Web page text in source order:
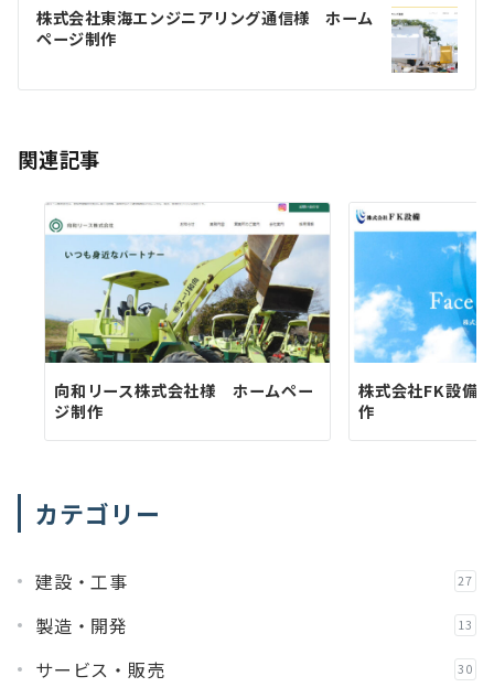
ゲ
シ
ン
株式会社東海エンジニアリング通信様 ホーム
ページ制作
関連記事
向和リース株式会社様 ホームペー
ジ制作
株式会社FK設備
作
カテゴリー
建設・工事 27
製造・開発 13
サービス・販売 30